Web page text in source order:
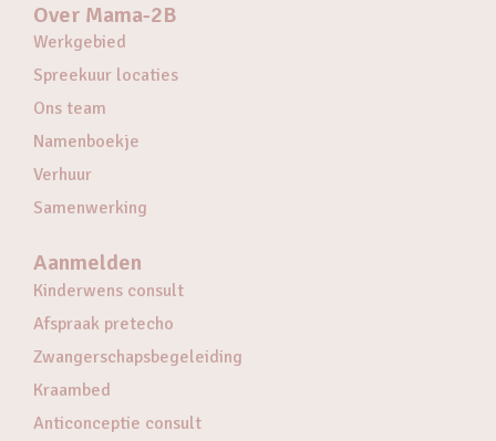
Over Mama-2B
Werkgebied
Spreekuur locaties
Ons team
Namenboekje
Verhuur
Samenwerking
Aanmelden
Kinderwens consult
Afspraak pretecho
Zwangerschapsbegeleiding
Kraambed
Anticonceptie consult